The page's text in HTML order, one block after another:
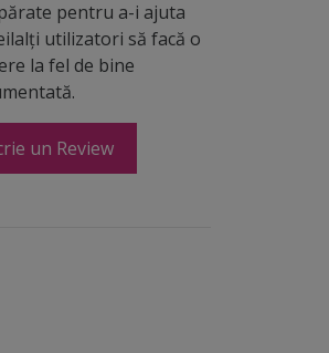
pentru a-i ajuta
utilizatori să facă o
la fel de bine
un Review